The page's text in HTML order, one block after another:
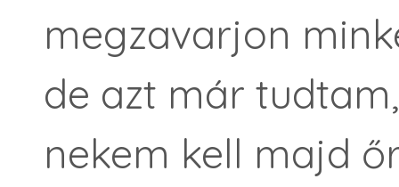
megzavarjon
de azt már
nekem kell majd